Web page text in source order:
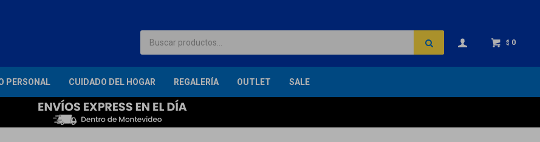
PERSONAL CUIDADO DEL HOGAR REGALERÍA OUTLET SALE
$ 0